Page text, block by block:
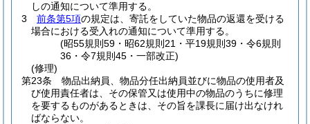
しの通知について準用する。
3
前条第5項の規定は、寄託をしていた物品の返還を受ける
場合における受入れの通知について準用する。
(昭55規則59・昭62規則21・平19規則39・令6規則
36・令7規則45・一部改正)
(修理)
第23条
物品出納員、物品分任出納員並びに物品の使用者及
び使用責任者は、その保管又は使用中の物品のうちに修理
を要するものがあるときは、その旨を課長に届け出なけれ
ばならない。